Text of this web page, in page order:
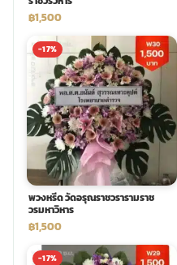
฿1,500
-17%
พวงหรีด วัดอรุณราชวรารามราช
วรมหาวิหาร
฿1,500
-17%